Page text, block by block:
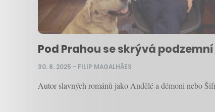
Pod Prahou se skrývá
30. 8. 2025 – FILIP MAGALHÃES
Autor slavných románů jako Andělé a démoni nebo